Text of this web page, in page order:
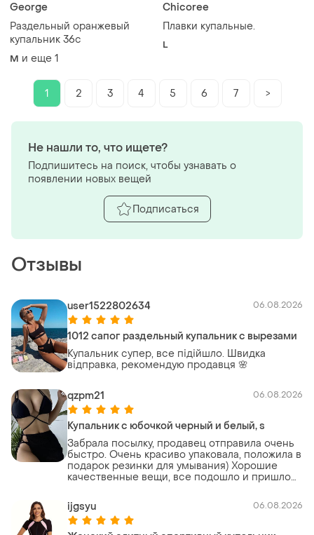
George
Раздельный оранжевый
купальник 36с
M и еще 1
Chicoree
Плавки купальные.
L
1 2 3 4 5 6 7 >
Отзывы
user1522802634 06.08.2026
1012 сапог раздельный купальник с вырезами
Купальник супер, все підійшло. Швидка
відправка, рекомендую продавця 🌸
qzpm21 06.08.2026
Купальник с юбочкой черный и белый, s
Забрала посылку, продавец отправила очень
быстро. Очень красиво упаковала, положила в
подарок резинки для умывания) Хорошие
качественные вещи, все подошло и пришло
ijgsyu
06.08.2026
Не нашли то, что ищете?
Подпишитесь на поиск, чтобы узнавать о
появлении новых вещей
Подписаться